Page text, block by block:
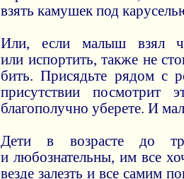
взять камушек под
Или, если малыш взял
или испортить, также не
бить. Присядьте рядом с
присутствии
благополучно уберете. И
Дети в возрасте до
и любознательны, им все
везде залезть и все самим